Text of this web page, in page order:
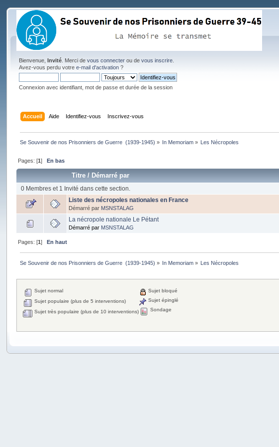
Bienvenue,Invité . Merci devous connecter ou devous inscrire
Avez-vous perdu votree-mail d'activation ?
Connexion avec identifiant, mot de passe et durée de la session
Accueil Aide Identifiez-vous Inscrivez-vous
Se Souvenir de nos Prisonniers de Guerre  (1939-1945) » In Memoriam » Les Nécropoles
Pages: [1] En bas
Titre/ Démarré par
0 Membres et 1 Invité dans cette section.
Liste des nécropoles nationales en France
Démarré par MSNSTALAG
La nécropole nationale Le Pétant
Démarré par MSNSTALAG
Pages: [1] En haut
Se Souvenir de nos Prisonniers de Guerre  (1939-1945) » In Memoriam » Les Nécropoles
Sujet normal
Sujet populaire (plus de 5 interventions)
Sujet très populaire (plus de 10 interventions)
Sujet bloqué
Sujet épinglé
Sondage